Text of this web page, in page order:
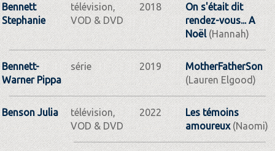
Bennett
Stephanie
télévision,
VOD & DVD
2018
On s'était dit
rendez-vous... A
Noël(Hannah)
Bennett-
Warner Pippa
série 2019
MotherFatherSon
(Lauren Elgood)
Benson Julia
télévision,
VOD & DVD
2022
Les témoins
amoureux(Naomi)